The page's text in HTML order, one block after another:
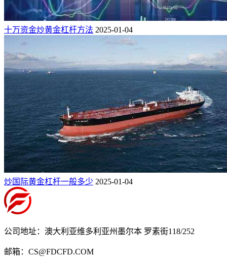
十万资金炒黄金杠杆方法 2025-01-04
炒国际黄金杠杆一般多少 2025-01-04
公司地址：澳大利亚维多利亚州墨尔本 罗素街118/252
邮箱：CS@FDCFD.COM